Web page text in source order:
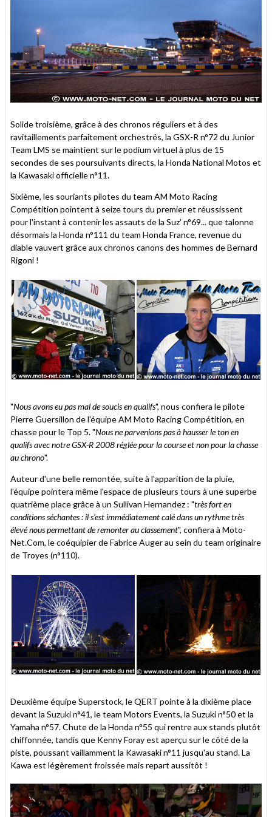
Solide troisième, grâce à des chronos réguliers et à des
ravitaillements parfaitement orchestrés, la GSX-R n°72 du Junior
Team LMS se maintient sur le podium virtuel à plus de 15
secondes de ses poursuivants directs, la Honda National Motos et
la Kawasaki officielle n°11.
Sixième, les souriants pilotes du team AM Moto Racing
Compétition pointent à seize tours du premier et réussissent
pour l'instant à contenir les assauts de la Suz' n°69... que talonne
désormais la Honda n°111 du team Honda France, revenue du
diable vauvert grâce aux chronos canons des hommes de Bernard
Rigoni !
"Nous avons eu pas mal de soucis en qualifs", nous confiera le pilote
Pierre Guersillon de l'équipe AM Moto Racing Compétition, en
chasse pour le Top 5. "Nous ne parvenions pas à hausser le ton en
qualifs avec notre GSX-R 2008 réglée pour la course et non pour la chasse
au chrono".
Auteur d'une belle remontée, suite à l'apparition de la pluie,
l'équipe pointera même l'espace de plusieurs tours à une superbe
quatrième place grâce à un Sullivan Hernandez : "très fort en
conditions séchantes : il s'est immédiatement calé dans un rythme très
élevé nous permettant de remonter au classement", confiera à Moto-
Net.Com, le coéquipier de Fabrice Auger au sein du team originaire
de Troyes (n°110).
Deuxième équipe Superstock, le QERT pointe à la dixième place
devant la Suzuki n°41, le team Motors Events, la Suzuki n°50 et la
Yamaha n°57. Chute de la Honda n°55 qui rentre aux stands plutôt
chiffonnée, tandis que Kenny Foray est aperçu sur le côté de la
piste, poussant vaillamment la Kawasaki n°11 jusqu'au stand. La
Kawa est légèrement froissée mais repart aussitôt !